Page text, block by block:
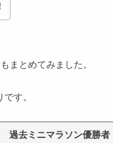
まとめてみました。
す。
過去ミニマラソン優勝者